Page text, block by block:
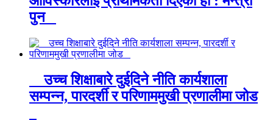
पुन
उच्च शिक्षाबारे दुईदिने नीति कार्यशाला
सम्पन्न, पारदर्शी र परिणाममुखी प्रणालीमा जोड